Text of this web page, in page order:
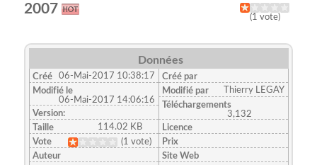
2007
(1 vote)
Données
Créé
06-Mai-2017 10:38:17
Modifié le
06-Mai-2017 14:06:16
Version:
Taille
114.02 KB
Vote
(1 vote)
Auteur
Créé par
Modifié par
Thierry LEGAY
Téléchargements
3,132
Licence
Prix
Site Web